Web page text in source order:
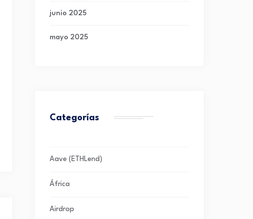
junio 2025
mayo 2025
Categorías
Aave (ETHLend)
África
Airdrop